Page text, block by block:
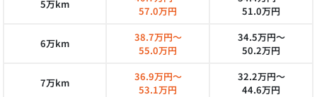
5万km
57.0万円
51.0万円
6万km
38.7万円～
55.0万円
34.5万円～
50.2万円
7万km
36.9万円～
53.1万円
32.2万円～
44.6万円